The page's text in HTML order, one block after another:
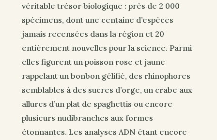
véritable trésor biologique : près de 2 000
spécimens, dont une centaine d’espèces
jamais recensées dans la région et 20
entièrement nouvelles pour la science. Parmi
elles figurent un poisson rose et jaune
rappelant un bonbon gélifié, des rhinophores
semblables à des sucres d’orge, un crabe aux
allures d’un plat de spaghettis ou encore
plusieurs nudibranches aux formes
étonnantes. Les analyses ADN étant encore